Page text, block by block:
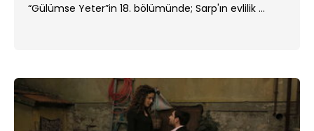
“Gülümse Yeter”in 18. bölümünde; Sarp'ın evlilik ...